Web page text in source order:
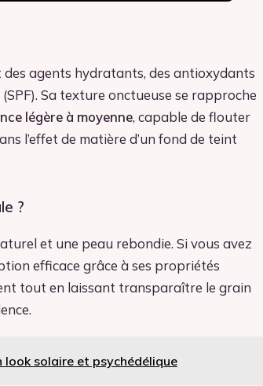
des agents hydratants, des antioxydants
Sa texture onctueuse se rapproche
légère à moyenne, capable de flouter
l’effet de matière d’un fond de teint
?
et une peau rebondie. Si vous avez
efficace grâce à ses propriétés
tout en laissant transparaître le grain
look solaire et psychédélique